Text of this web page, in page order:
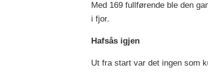
Med 169 fullførende ble den
i fjor.
Hafsås igjen
Ut fra start var det ingen som